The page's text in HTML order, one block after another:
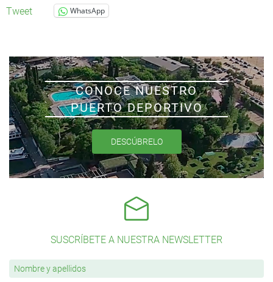
Tweet WhatsApp
CONOCE NUESTRO
PUERTO DEPORTIVO
DESCÚBRELO
SUSCRÍBETE A NUESTRA NEWSLETTER